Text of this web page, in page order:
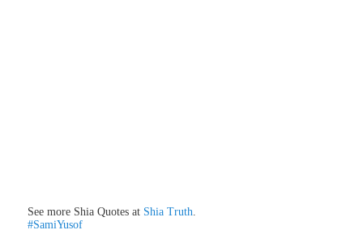
See more Shia Quotes at Shia Truth.
#SamiYusof